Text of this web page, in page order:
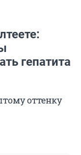
гепатита
оттенку